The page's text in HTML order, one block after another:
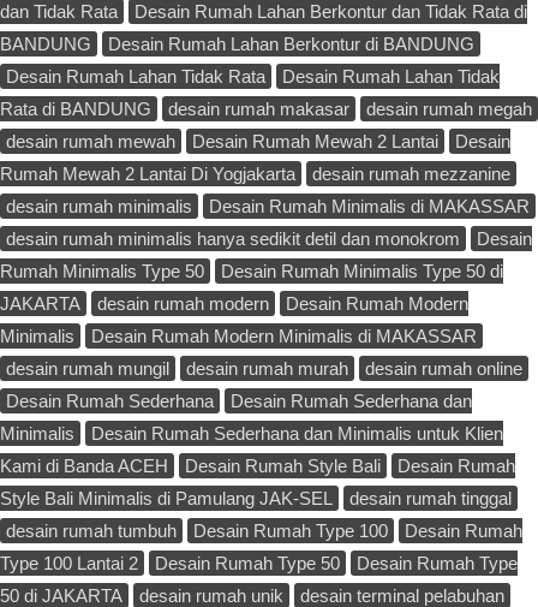
dan Tidak Rata
Desain Rumah Lahan Berkontur dan Tidak Rata di
BANDUNG
Desain Rumah Lahan Berkontur di BANDUNG
Desain Rumah Lahan Tidak Rata
Desain Rumah Lahan Tidak
Rata di BANDUNG
desain rumah makasar
desain rumah megah
desain rumah mewah
Desain Rumah Mewah 2 Lantai
Desain
Rumah Mewah 2 Lantai Di Yogjakarta
desain rumah mezzanine
desain rumah minimalis
Desain Rumah Minimalis di MAKASSAR
desain rumah minimalis hanya sedikit detil dan monokrom
Desain
Rumah Minimalis Type 50
Desain Rumah Minimalis Type 50 di
JAKARTA
desain rumah modern
Desain Rumah Modern
Minimalis
Desain Rumah Modern Minimalis di MAKASSAR
desain rumah mungil
desain rumah murah
desain rumah online
Desain Rumah Sederhana
Desain Rumah Sederhana dan
Minimalis
Desain Rumah Sederhana dan Minimalis untuk Klien
Kami di Banda ACEH
Desain Rumah Style Bali
Desain Rumah
Style Bali Minimalis di Pamulang JAK-SEL
desain rumah tinggal
desain rumah tumbuh
Desain Rumah Type 100
Desain Rumah
Type 100 Lantai 2
Desain Rumah Type 50
Desain Rumah Type
50 di JAKARTA
desain rumah unik
desain terminal pelabuhan